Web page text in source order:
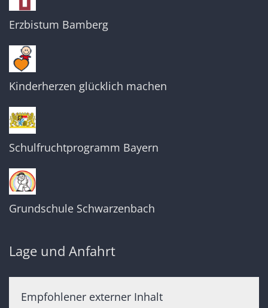
Erzbistum Bamberg
Kinderherzen glücklich machen
Schulfruchtprogramm Bayern
Grundschule Schwarzenbach
Lage und Anfahrt
Empfohlener externer Inhalt